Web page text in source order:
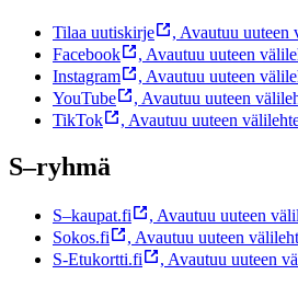
Tilaa uutiskirje , Avautuu uuteen
Facebook
, Avautuu uuteen
Instagram
, Avautuu uuteen
YouTube
, Avautuu uuteen
TikTok
, Avautuu uuteen
S–ryhmä
S–kaupat.fi , Avautuu uuteen
Sokos.fi
, Avautuu uuteen
S-Etukortti.fi
, Avautuu uuteen